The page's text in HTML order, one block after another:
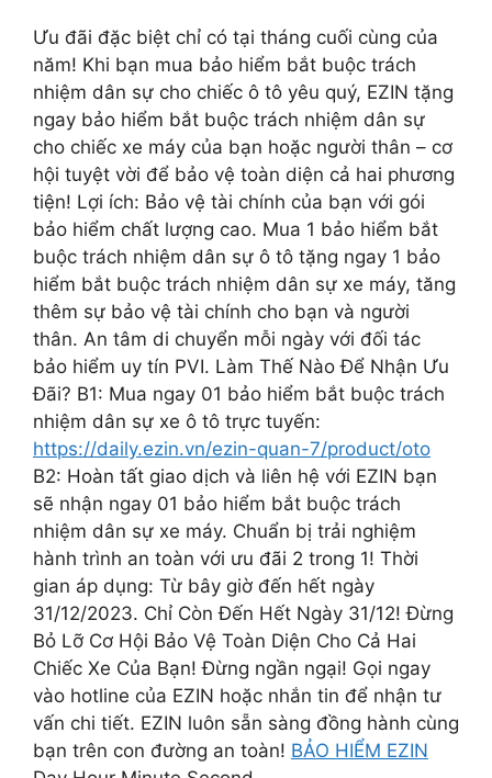
Ưu đãi đặc biệt chỉ có tại tháng cuối cùng của
năm! Khi bạn mua bảo hiểm bắt buộc trách
nhiệm dân sự cho chiếc ô tô yêu quý, EZIN tặng
ngay bảo hiểm bắt buộc trách nhiệm dân sự
cho chiếc xe máy của bạn hoặc người thân – cơ
hội tuyệt vời để bảo vệ toàn diện cả hai phương
tiện! Lợi ích: Bảo vệ tài chính của bạn với gói
bảo hiểm chất lượng cao. Mua 1 bảo hiểm bắt
buộc trách nhiệm dân sự ô tô tặng ngay 1 bảo
hiểm bắt buộc trách nhiệm dân sự xe máy, tăng
thêm sự bảo vệ tài chính cho bạn và người
thân. An tâm di chuyển mỗi ngày với đối tác
bảo hiểm uy tín PVI. Làm Thế Nào Để Nhận Ưu
Đãi? B1: Mua ngay 01 bảo hiểm bắt buộc trách
nhiệm dân sự xe ô tô trực tuyến:
https://daily.ezin.vn/ezin-quan-7/product/oto
B2: Hoàn tất giao dịch và liên hệ với EZIN bạn
sẽ nhận ngay 01 bảo hiểm bắt buộc trách
nhiệm dân sự xe máy. Chuẩn bị trải nghiệm
hành trình an toàn với ưu đãi 2 trong 1! Thời
gian áp dụng: Từ bây giờ đến hết ngày
31/12/2023. Chỉ Còn Đến Hết Ngày 31/12! Đừng
Bỏ Lỡ Cơ Hội Bảo Vệ Toàn Diện Cho Cả Hai
Chiếc Xe Của Bạn! Đừng ngần ngại! Gọi ngay
vào hotline của EZIN hoặc nhắn tin để nhận tư
vấn chi tiết. EZIN luôn sẵn sàng đồng hành cùng
bạn trên con đường an toàn! BẢO HIỂM EZIN